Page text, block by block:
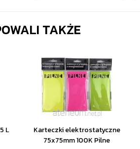
TAKŻE
L
Karteczki elektrostatyczne
75x75mm 100K Pilne